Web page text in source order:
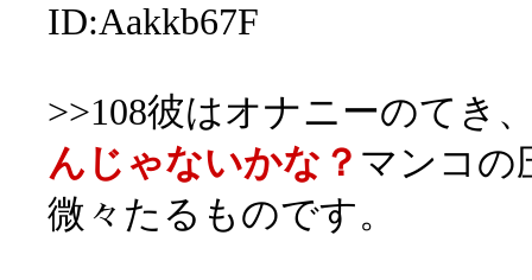
ID:Aakkb67F
>>108彼はオナニーのてき
んじゃないかな？ マンコの
微々たるものです。